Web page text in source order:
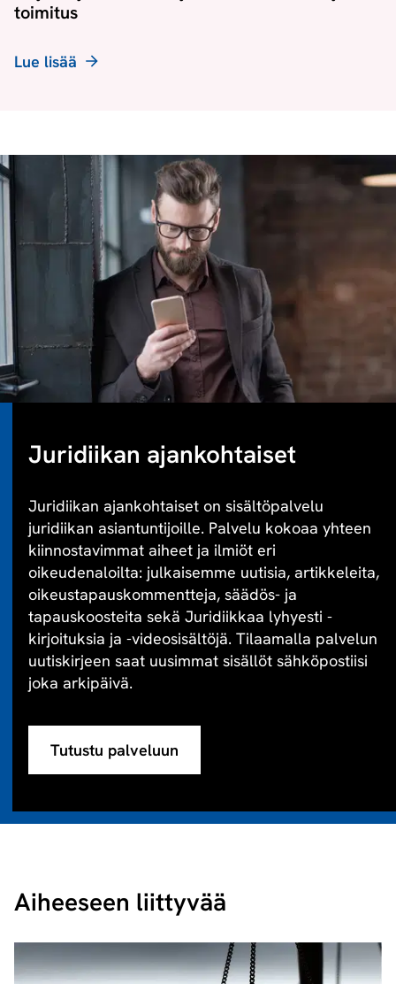
toimitus
Lue lisää
Juridiikan ajankohtaiset
Juridiikan ajankohtaiset on sisältöpalvelu
juridiikan asiantuntijoille. Palvelu kokoaa yhteen
kiinnostavimmat aiheet ja ilmiöt eri
oikeudenaloilta: julkaisemme uutisia, artikkeleita,
oikeustapauskommentteja, säädös- ja
tapauskoosteita sekä Juridiikkaa lyhyesti -
kirjoituksia ja -videosisältöjä. Tilaamalla palvelun
uutiskirjeen saat uusimmat sisällöt sähköpostiisi
joka arkipäivä.
Tutustu palveluun
Aiheeseen liittyvää